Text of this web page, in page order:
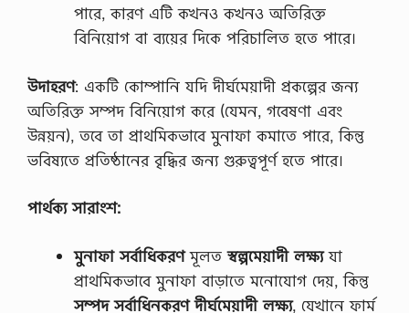
কী
নি
য়ো
পারে, কারণ এটি কখনও কখনও অতিরিক্ত
বিনিয়োগ বা ব্যয়ের দিকে পরিচালিত হতে পারে।
উদাহরণ: একটি কোম্পানি যদি দীর্ঘমেয়াদী প্রকল্পের জন্য
অতিরিক্ত সম্পদ বিনিয়োগ করে (যেমন, গবেষণা এবং
উন্নয়ন), তবে তা প্রাথমিকভাবে মুনাফা কমাতে পারে, কিন্তু
ভবিষ্যতে প্রতিষ্ঠানের বৃদ্ধির জন্য গুরুত্বপূর্ণ হতে পারে।
পার্থক্য সারাংশ:
মুনাফা সর্বাধিকরণমূলতস্বল্পমেয়াদী লক্ষ্যযা
প্রাথমিকভাবে মুনাফা বাড়াতে মনোযোগ দেয়, কিন্তু
সম্পদ সর্বাধিনকরণ দীর্ঘমেয়াদী লক্ষ্য, যেখানে ফার্ম